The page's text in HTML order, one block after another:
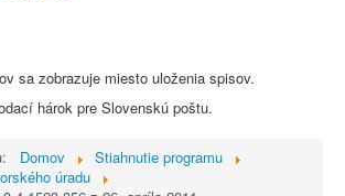
sa zobrazuje miesto uloženia spisov.
hárok pre Slovenskú poštu.
Domov
Stiahnutie programu
úradu